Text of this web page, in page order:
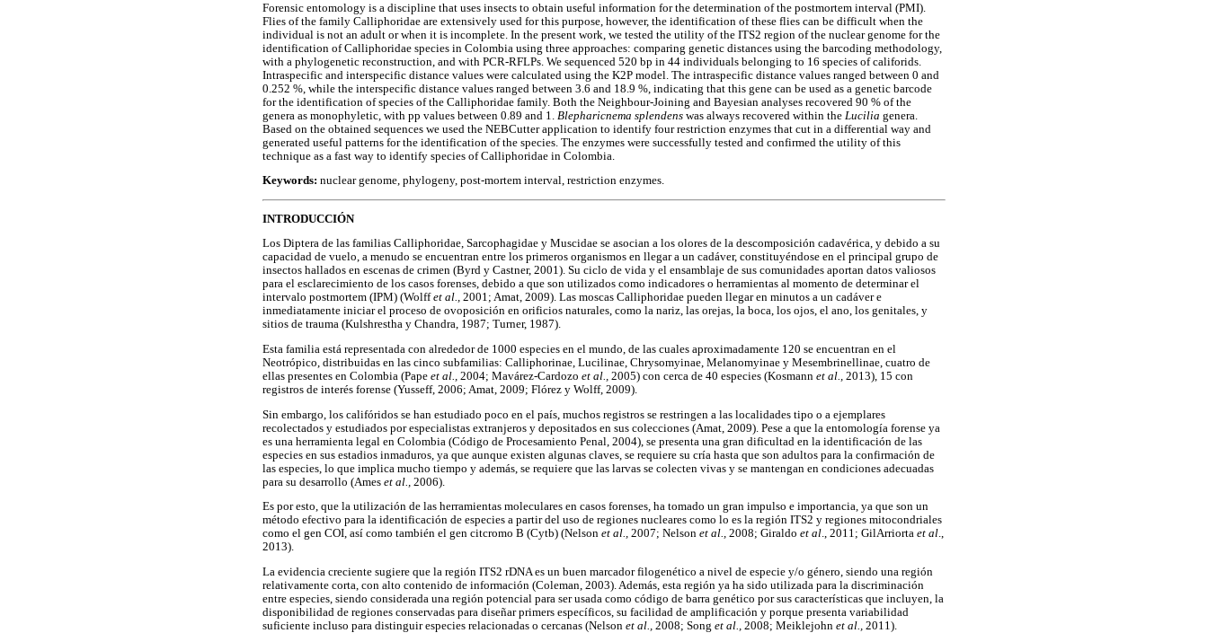
Forensic entomology is a discipline that uses insects to obtain useful information for the determination of the postmortem interval (PMI).
Flies of the family Calliphoridae are extensively used for this purpose, however, the identification of these flies can be difficult when the
individual is not an adult or when it is incomplete. In the present work, we tested the utility of the ITS2 region of the nuclear genome for the
identification of Calliphoridae species in Colombia using three approaches: comparing genetic distances using the barcoding methodology,
with a phylogenetic reconstruction, and with PCR-RFLPs. We sequenced 520 bp in 44 individuals belonging to 16 species of califorids.
Intraspecific and interspecific distance values were calculated using the K2P model. The intraspecific distance values ranged between 0 and
0.252 %, while the interspecific distance values ranged between 3.6 and 18.9 %, indicating that this gene can be used as a genetic barcode
for the identification of species of the Calliphoridae family. Both the Neighbour-Joining and Bayesian analyses recovered 90 % of the
genera as monophyletic, with pp values between 0.89 and 1. Blepharicnema splendens was always recovered within the Lucilia genera.
Based on the obtained sequences we used the NEBCutter application to identify four restriction enzymes that cut in a differential way and
generated useful patterns for the identification of the species. The enzymes were successfully tested and confirmed the utility of this
technique as a fast way to identify species of Calliphoridae in Colombia.
Keywords: nuclear genome, phylogeny, post-mortem interval, restriction enzymes.
INTRODUCCIÓN
Los Diptera de las familias Calliphoridae, Sarcophagidae y Muscidae se asocian a los olores de la descomposición cadavérica, y debido a su
capacidad de vuelo, a menudo se encuentran entre los primeros organismos en llegar a un cadáver, constituyéndose en el principal grupo de
insectos hallados en escenas de crimen (Byrd y Castner, 2001). Su ciclo de vida y el ensamblaje de sus comunidades aportan datos valiosos
para el esclarecimiento de los casos forenses, debido a que son utilizados como indicadores o herramientas al momento de determinar el
intervalo postmortem (IPM) (Wolffet al., 2001; Amat, 2009). Las moscas Calliphoridae pueden llegar en minutos a un cadáver e
inmediatamente iniciar el proceso de ovoposición en orificios naturales, como la nariz, las orejas, la boca, los ojos, el ano, los genitales, y
sitios de trauma (Kulshrestha y Chandra, 1987; Turner, 1987).
Esta familia está representada con alrededor de 1000 especies en el mundo, de las cuales aproximadamente 120 se encuentran en el
Neotrópico, distribuidas en las cinco subfamilias: Calliphorinae, Lucilinae, Chrysomyinae, Melanomyinae y Mesembrinellinae, cuatro de
ellas presentes en Colombia (Pape et al., 2004; Mavárez-Cardozo et al., 2005) con cerca de 40 especies (Kosmann et al., 2013), 15 con
registros de interés forense (Yusseff, 2006; Amat, 2009; Flórez y Wolff, 2009).
Sin embargo, los califóridos se han estudiado poco en el país, muchos registros se restringen a las localidades tipo o a ejemplares
recolectados y estudiados por especialistas extranjeros y depositados en sus colecciones (Amat, 2009). Pese a que la entomología forense ya
es una herramienta legal en Colombia (Código de Procesamiento Penal, 2004), se presenta una gran dificultad en la identificación de las
especies en sus estadios inmaduros, ya que aunque existen algunas claves, se requiere su cría hasta que son adultos para la confirmación de
las especies, lo que implica mucho tiempo y además, se requiere que las larvas se colecten vivas y se mantengan en condiciones adecuadas
para su desarrollo (Ames et al.,
2006).
Es por esto, que la utilización de las herramientas moleculares en casos forenses, ha tomado un gran impulso e importancia, ya que son un
método efectivo para la identificación de especies a partir del uso de regiones nucleares como lo es la región ITS2 y regiones mitocondriales
como el gen COI, así como también el gen citcromo B (Cytb) (Nelson et al., 2007; Nelson et al., 2008; Giraldo et al., 2011; GilArriorta et al.,
2013).
La evidencia creciente sugiere que la región ITS2 rDNA es un buen marcador filogenético a nivel de especie y/o género, siendo una región
relativamente corta, con alto contenido de información (Coleman, 2003). Además, esta región ya ha sido utilizada para la discriminación
entre especies, siendo considerada una región potencial para ser usada como código de barra genético por sus características que incluyen, la
disponibilidad de regiones conservadas para diseñar primers específicos, su facilidad de amplificación y porque presenta variabilidad
suficiente incluso para distinguir especies relacionadas o cercanas (Nelson et al., 2008; Song et al., 2008; Meiklejohn et al.,
2011).